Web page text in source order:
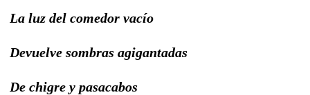
La luz del comedor vacío
Devuelve sombras agigantadas
De chigre y pasacabos